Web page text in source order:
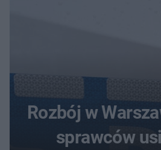
Rozbój w
sprawców